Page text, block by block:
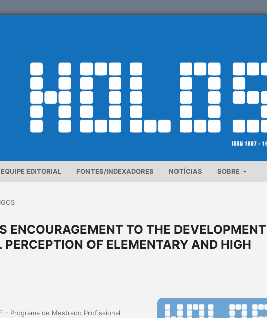
EQUIPE EDITORIAL FONTES/INDEXADORES NOTÍCIAS SOBRE
ENCOURAGEMENT TO THE DEVELOPMENT
OF ELEMENTARY AND HIGH
– Programa de Mestrado Profissional